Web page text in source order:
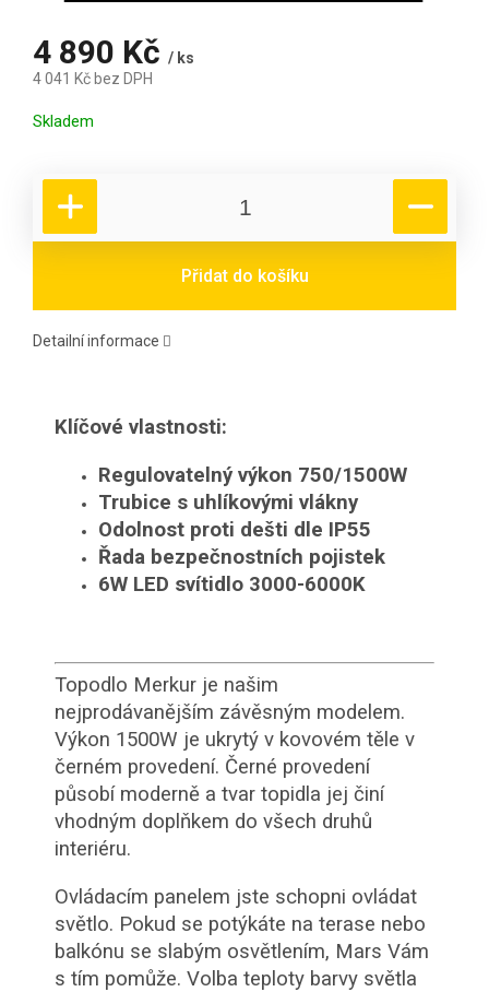
4 890 Kč / ks
4 041 Kč bez DPH
Skladem
Přidat do košíku
Detailní informace
Klíčové vlastnosti:
Regulovatelný výkon 750/1500W
Trubice s uhlíkovými vlákny
Odolnost proti dešti dle IP55
Řada bezpečnostních pojistek
6W LED svítidlo 3000-6000K
Topodlo Merkur je našim
nejprodávanějším závěsným modelem.
Výkon 1500W je ukrytý v kovovém těle v
černém provedení. Černé provedení
působí moderně a tvar topidla jej činí
vhodným doplňkem do všech druhů
interiéru.
Ovládacím panelem jste schopni ovládat
světlo. Pokud se potýkáte na terase nebo
balkónu se slabým osvětlením, Mars Vám
s tím pomůže. Volba teploty barvy světla